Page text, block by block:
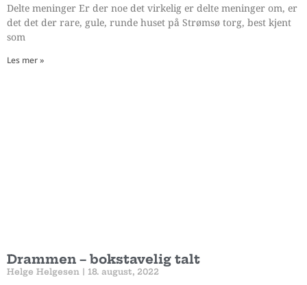
Delte meninger Er der noe det virkelig er delte meninger om, er
det det der rare, gule, runde huset på Strømsø torg, best kjent
som
Les mer »
Drammen – bokstavelig talt
Helge Helgesen 18. august, 2022